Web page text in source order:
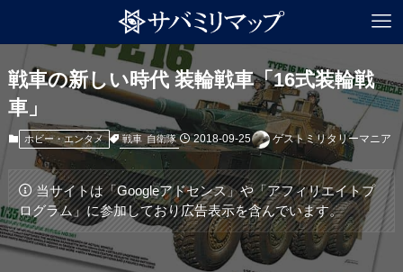
戦車の新しい時代 装輪戦車「16式装輪戦
車」
ホビー・エンタメ 戦車 自衛隊 2018-09-25 ゲストミリタリーマニア
当サイトは「Googleアドセンス」や「アフィリエイトプ
ログラム」に参加しており広告表示を含んでいます。